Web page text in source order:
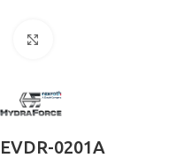
EVDR-0201A